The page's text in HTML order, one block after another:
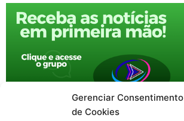
Gerenciar Consentimento
de Cookies